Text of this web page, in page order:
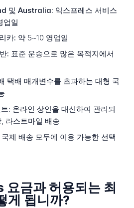
및 Australia: 익스프레스 서비스
업일
카: 약 5~10 영업일
: 표준 운송으로 많은 목적지에서
택배 매개변수를 초과하는 대형 국
: 온라인 상인을 대신하여 관리되
라스트마일 배송
제 배송 모두에 이용 가능한 선택
금과 허용되는 최
게 됩니까?